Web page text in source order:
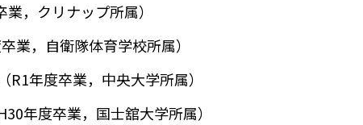
，クリナップ所属）
，自衛隊体育学校所属）
年度卒業，中央大学所属）
度卒業，国士舘大学所属）